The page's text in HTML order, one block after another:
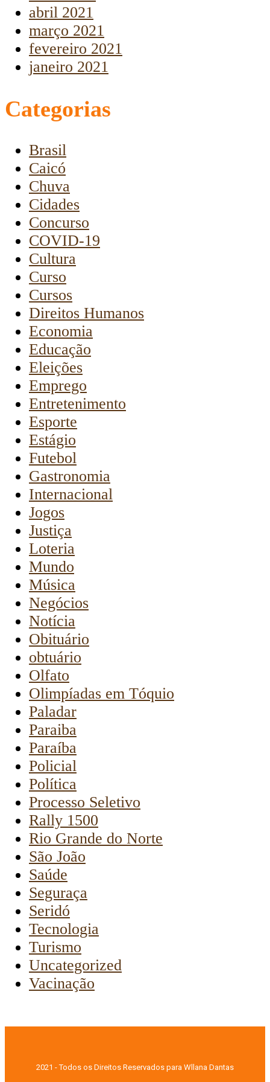
abril 2021
março 2021
fevereiro 2021
janeiro 2021
Categorias
Brasil
Caicó
Chuva
Cidades
Concurso
COVID-19
Cultura
Curso
Cursos
Direitos Humanos
Economia
Educação
Eleições
Emprego
Entretenimento
Esporte
Estágio
Futebol
Gastronomia
Internacional
Jogos
Justiça
Loteria
Mundo
Música
Negócios
Notícia
Obituário
obtuário
Olfato
Olimpíadas em Tóquio
Paladar
Paraiba
Paraíba
Policial
Política
Processo Seletivo
Rally 1500
Rio Grande do Norte
São João
Saúde
Seguraça
Seridó
Tecnologia
Turismo
Uncategorized
Vacinação
2021 - Todos os Direitos Reservados para Wllana Dantas